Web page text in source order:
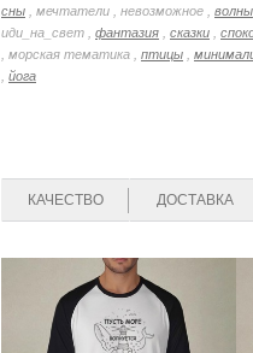
сны , мечтатели , невозможное , волны
иди_на_свет , фантазия сказки
, морская тематика , птицы
йога
КАЧЕСТВО ДОСТАВКА